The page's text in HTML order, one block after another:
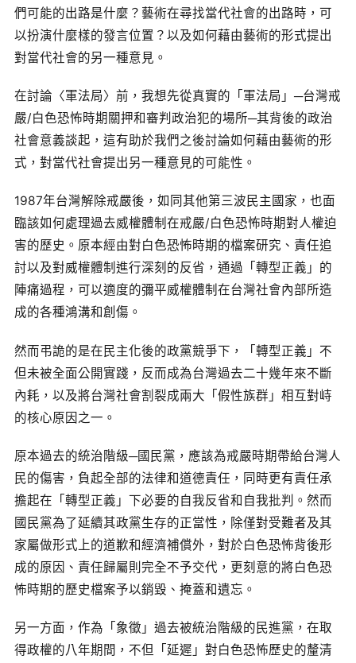
們可能的出路是什麼？藝術在尋找當代社會的出路時，可
以扮演什麼樣的發言位置？以及如何藉由藝術的形式提出
對當代社會的另一種意見。
在討論〈軍法局〉前，我想先從真實的「軍法局」─台灣戒
嚴/白色恐怖時期關押和審判政治犯的場所─其背後的政治
社會意義談起，這有助於我們之後討論如何藉由藝術的形
式，對當代社會提出另一種意見的可能性。
1987年台灣解除戒嚴後，如同其他第三波民主國家，也面
臨該如何處理過去威權體制在戒嚴/白色恐怖時期對人權迫
害的歷史。原本經由對白色恐怖時期的檔案研究、責任追
討以及對威權體制進行深刻的反省，通過「轉型正義」的
陣痛過程，可以適度的彌平威權體制在台灣社會內部所造
成的各種鴻溝和創傷。
然而弔詭的是在民主化後的政黨競爭下，「轉型正義」不
但未被全面公開實踐，反而成為台灣過去二十幾年來不斷
內耗，以及將台灣社會割裂成兩大「假性族群」相互對峙
的核心原因之一。
原本過去的統治階級─國民黨，應該為戒嚴時期帶給台灣人
民的傷害，負起全部的法律和道德責任，同時更有責任承
擔起在「轉型正義」下必要的自我反省和自我批判。然而
國民黨為了延續其政黨生存的正當性，除僅對受難者及其
家屬做形式上的道歉和經濟補償外，對於白色恐怖背後形
成的原因、責任歸屬則完全不予交代，更刻意的將白色恐
怖時期的歷史檔案予以銷毀、掩蓋和遺忘。
另一方面，作為「象徵」過去被統治階級的民進黨，在取
得政權的八年期間，不但「延遲」對白色恐怖歷史的釐清